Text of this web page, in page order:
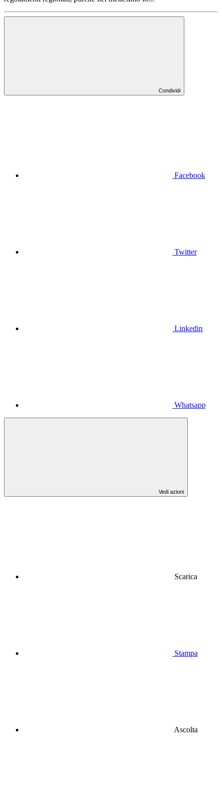
Condividi
Facebook
Twitter
Linkedin
Whatsapp
Vedi azioni
Scarica
Stampa
Ascolta